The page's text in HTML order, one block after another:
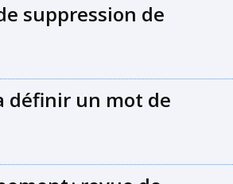
suppression de
définir un mot de